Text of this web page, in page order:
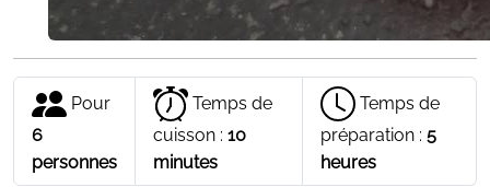
Pour
6
personnes
Temps de
cuisson : 10
minutes
Temps de
préparation :5
heures